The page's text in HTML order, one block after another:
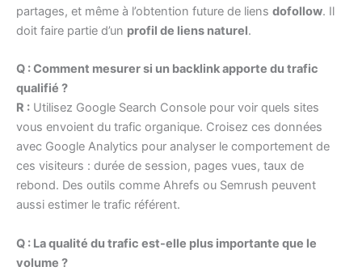
partages, et même à l’obtention future de liens dofollow. Il
doit faire partie d’un profil de liens naturel.
Q : Comment mesurer si un backlink apporte du trafic
qualifié ?
R : Utilisez Google Search Console pour voir quels sites
vous envoient du trafic organique. Croisez ces données
avec Google Analytics pour analyser le comportement de
ces visiteurs : durée de session, pages vues, taux de
rebond. Des outils comme Ahrefs ou Semrush peuvent
aussi estimer le trafic référent.
Q : La qualité du trafic est-elle plus importante que le
volume ?